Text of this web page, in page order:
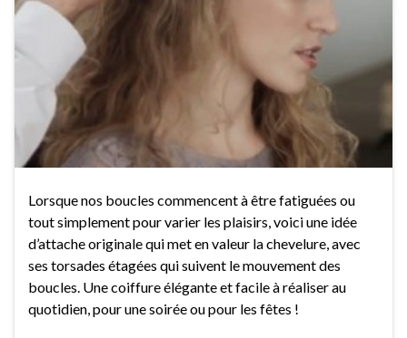
Lorsque nos boucles commencent à être fatiguées ou
tout simplement pour varier les plaisirs, voici une idée
d’attache originale qui met en valeur la chevelure, avec
ses torsades étagées qui suivent le mouvement des
boucles. Une coiffure élégante et facile à réaliser au
quotidien, pour une soirée ou pour les fêtes !